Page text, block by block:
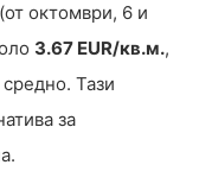
(от октомври, 6 и
3.67 EUR/кв.м.,
Тази
за